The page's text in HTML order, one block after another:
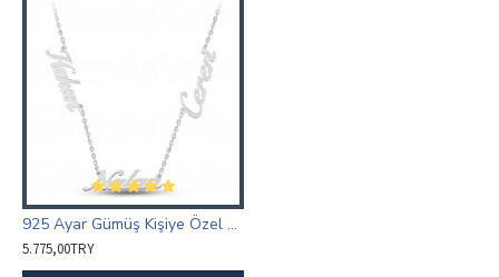
925 Ayar Gümüş Kişiye Özel Üç İsimli Aile Kolyesi
5.775,00TRY